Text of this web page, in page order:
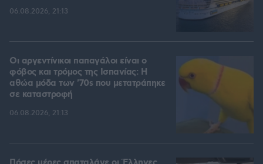
06.08.2026, 21:13
Οι αργεντίνικοι παπαγάλοι είναι ο
φόβος και τρόμος της Ισπανίας: Η
αθώα μόδα των '70s που μετατράπηκε
σε καταστροφή
06.08.2026, 21:13